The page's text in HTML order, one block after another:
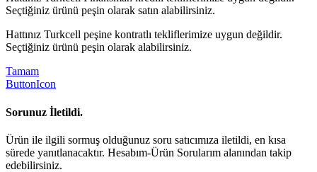
Seçtiğiniz ürünü peşin olarak satın alabilirsiniz.
Hattınız Turkcell peşine kontratlı tekliflerimize uygun değildir.
Seçtiğiniz ürünü peşin olarak alabilirsiniz.
Tamam
ButtonIcon
Sorunuz İletildi.
Ürün ile ilgili sormuş olduğunuz soru satıcımıza iletildi, en kısa
sürede yanıtlanacaktır. Hesabım-Ürün Sorularım alanından takip
edebilirsiniz.